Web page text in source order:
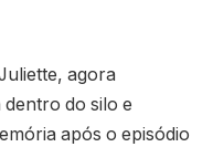
agora
do silo e
após o episódio